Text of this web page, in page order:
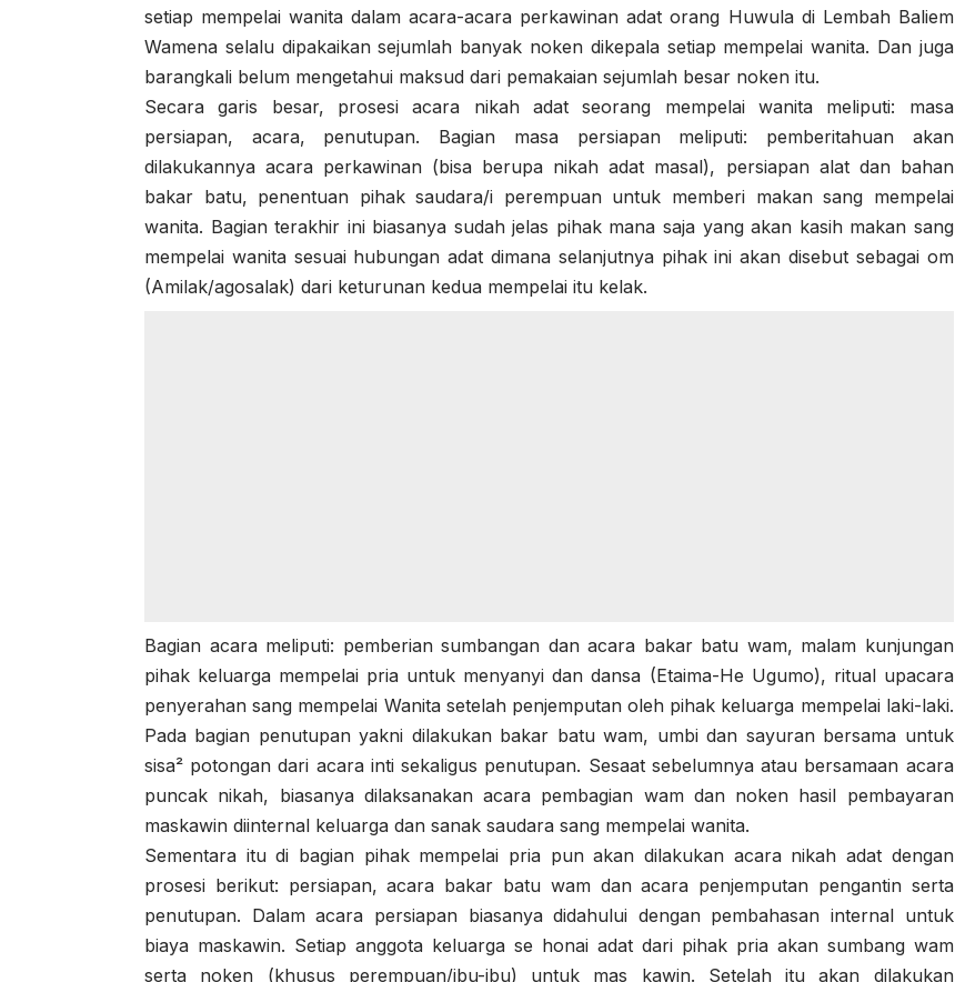
setiap mempelai wanita dalam acara-acara perkawinan adat orang Huwula di Lembah Baliem
Wamena selalu dipakaikan sejumlah banyak noken dikepala setiap mempelai wanita. Dan juga
barangkali belum mengetahui maksud dari pemakaian sejumlah besar noken itu.
Secara garis besar, prosesi acara nikah adat seorang mempelai wanita meliputi: masa
persiapan, acara, penutupan. Bagian masa persiapan meliputi: pemberitahuan akan
dilakukannya acara perkawinan (bisa berupa nikah adat masal), persiapan alat dan bahan
bakar batu, penentuan pihak saudara/i perempuan untuk memberi makan sang mempelai
wanita. Bagian terakhir ini biasanya sudah jelas pihak mana saja yang akan kasih makan sang
mempelai wanita sesuai hubungan adat dimana selanjutnya pihak ini akan disebut sebagai om
(Amilak/agosalak) dari keturunan kedua mempelai itu kelak.
Bagian acara meliputi: pemberian sumbangan dan acara bakar batu wam, malam kunjungan
pihak keluarga mempelai pria untuk menyanyi dan dansa (Etaima-He Ugumo), ritual upacara
penyerahan sang mempelai Wanita setelah penjemputan oleh pihak keluarga mempelai laki-laki.
Pada bagian penutupan yakni dilakukan bakar batu wam, umbi dan sayuran bersama untuk
sisa² potongan dari acara inti sekaligus penutupan. Sesaat sebelumnya atau bersamaan acara
puncak nikah, biasanya dilaksanakan acara pembagian wam dan noken hasil pembayaran
maskawin diinternal keluarga dan sanak saudara sang mempelai wanita.
Sementara itu di bagian pihak mempelai pria pun akan dilakukan acara nikah adat dengan
prosesi berikut: persiapan, acara bakar batu wam dan acara penjemputan pengantin serta
penutupan. Dalam acara persiapan biasanya didahului dengan pembahasan internal untuk
biaya maskawin. Setiap anggota keluarga se honai adat dari pihak pria akan sumbang wam
serta noken (khusus perempuan/ibu-ibu) untuk mas kawin. Setelah itu akan dilakukan